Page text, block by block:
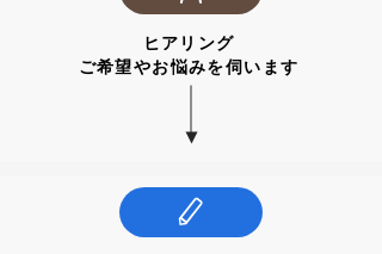
ヒアリング
​ご希望やお悩みを伺います